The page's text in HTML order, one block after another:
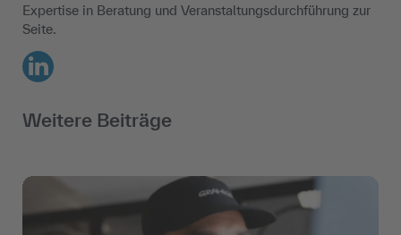
Expertise in Beratung und Veranstaltungsdurchführung zur
Seite.
LinkedIn
Weitere Beiträge